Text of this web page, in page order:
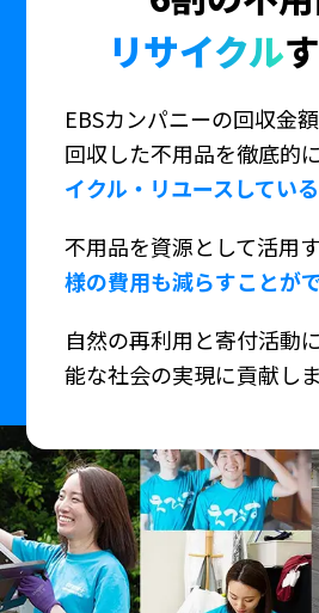
リサイクル
EBSカンパニーの回収金
回収した不用品を徹底的に
イクル・リユースしてい
不用品を資源として活用す
様の費用も減らすことが
自然の再利用と寄付活動
能な社会の実現に貢献しま